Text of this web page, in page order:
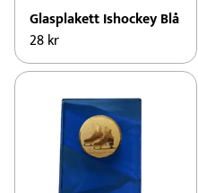
Glasplakett Ishockey Blå
28kr